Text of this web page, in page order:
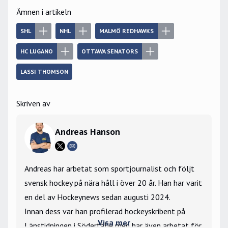
Ämnen i artikeln
SHL NHL MALMÖ REDHAWKS
HC LUGANO OTTAWA SENATORS
LASSI THOMSON
Skriven av
Andreas Hanson
Andreas har arbetat som sportjournalist och följt
svensk hockey på nära håll i över 20 år. Han har varit
en del av Hockeynews sedan augusti 2024.
Innan dess var han profilerad hockeyskribent på
Länstidningen i Södertälje men har även arbetat för
Visa mer